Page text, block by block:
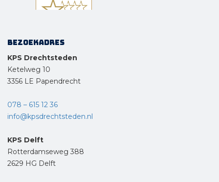
Bezoekadres
KPS Drechtsteden
Ketelweg 10
3356 LE Papendrecht
078 – 615 12 36
info@kpsdrechtsteden.nl
KPS Delft
Rotterdamseweg 388
2629 HG Delft